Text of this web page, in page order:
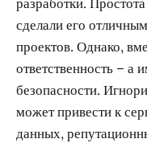
сделали его
проектов. Однако,
ответственность – а
безопасности.
может привести к
данных,